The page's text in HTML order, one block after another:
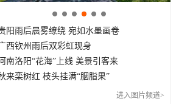
阳雨后晨雾缭绕 宛如水墨画卷
西钦州雨后双彩虹现身
南洛阳“花海”上线 美景引客来
来栾树红 枝头挂满“胭脂果”
进入图片频道>